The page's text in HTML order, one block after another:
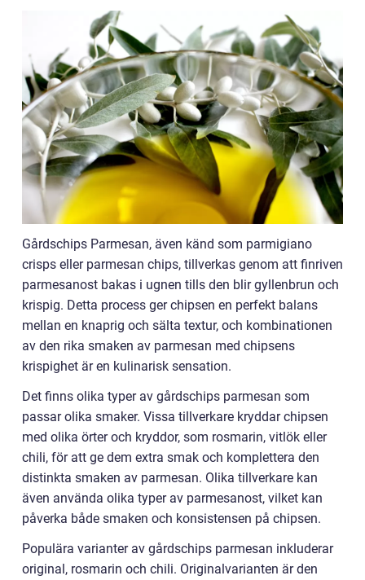
Gårdschips Parmesan, även känd som parmigiano
crisps eller parmesan chips, tillverkas genom att finriven
parmesanost bakas i ugnen tills den blir gyllenbrun och
krispig. Detta process ger chipsen en perfekt balans
mellan en knaprig och sälta textur, och kombinationen
av den rika smaken av parmesan med chipsens
krispighet är en kulinarisk sensation.
Det finns olika typer av gårdschips parmesan som
passar olika smaker. Vissa tillverkare kryddar chipsen
med olika örter och kryddor, som rosmarin, vitlök eller
chili, för att ge dem extra smak och komplettera den
distinkta smaken av parmesan. Olika tillverkare kan
även använda olika typer av parmesanost, vilket kan
påverka både smaken och konsistensen på chipsen.
Populära varianter av gårdschips parmesan inkluderar
original, rosmarin och chili. Originalvarianten är den